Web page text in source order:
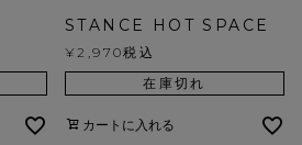
STANCE HOT SPACE
¥ 2,970税込
在庫切れ
カートに入れる